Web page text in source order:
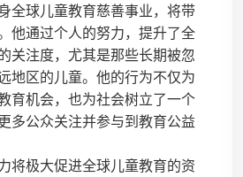
全球儿童教育慈善事业，将带
他通过个人的努力，提升了全
关注度，尤其是那些长期被忽
地区的儿童。他的行为不仅为
育机会，也为社会树立了一个
多公众关注并参与到教育公益
将极大促进全球儿童教育的资